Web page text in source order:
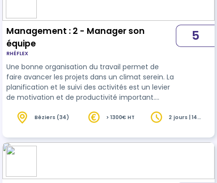
Cette f…
Management : 2 - Manager son
équipe
RHÉFLEX
Une bonne organisation du travail permet de
faire avancer les projets dans un climat serein. La
planification et le suivi des activités est un levier
de motivation et de productivité important.
opérationnelles pour évaluer les compétences, le
mieux gérer les priorités au quotidien.
5
Béziers (34) > 1300€ HT
2 jours | 14